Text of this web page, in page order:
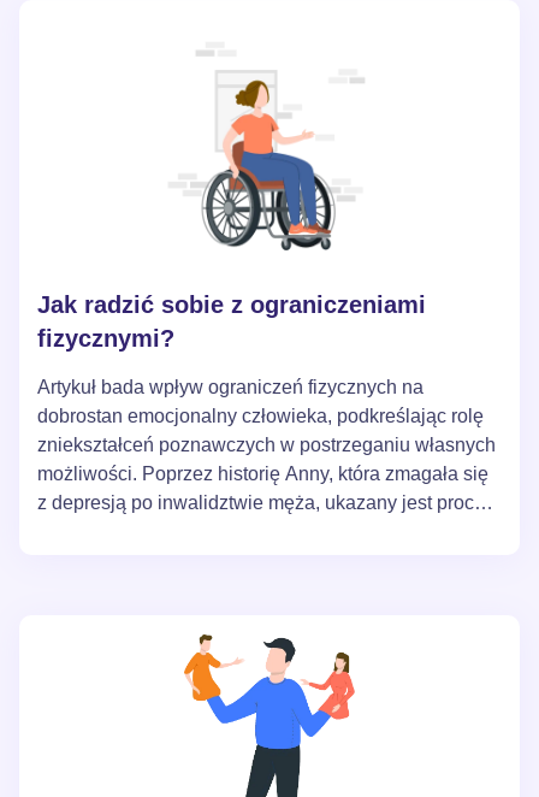
Jak radzić sobie z ograniczeniami
fizycznymi?
Artykuł bada wpływ ograniczeń fizycznych na
dobrostan emocjonalny człowieka, podkreślając rolę
zniekształceń poznawczych w postrzeganiu własnych
możliwości. Poprzez historię Anny, która zmagała się
z depresją po inwalidztwie męża, ukazany jest proces
nie ograniczeniach, zachęcając czytelników do
ponownego przemyślenia swoich poglądów na temat
szczęścia i samorealizacji.